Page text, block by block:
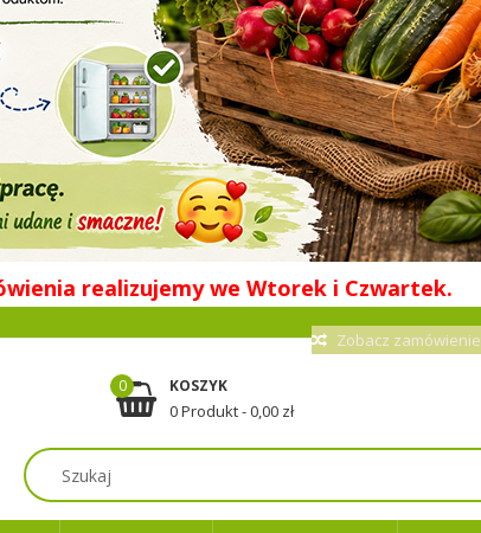
realizujemy we Wtorek i Czwartek.
Zobacz zamówienie
KOSZYK
0 Produkt - 0,00 zł
0